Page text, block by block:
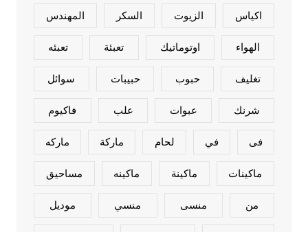
اكياس الزيوت السكر المهندس
الهواء اوتوماتيك تعبئة تعبئه
تغليف حبوب حبيبات سوائل
شرنك عبوات علب فاكيوم
فى في لحام ماركة ماركه
ماكينات ماكينة ماكينه مساحيق
من منسى منسي موديل